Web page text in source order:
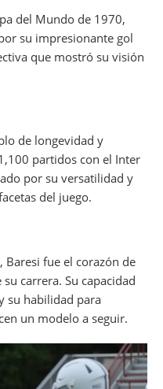
del Mundo de 1970,
su impresionante gol
que mostró su visión
de longevidad y
partidos con el Inter
por su versatilidad y
del juego.
Baresi fue el corazón de
carrera. Su capacidad
su habilidad para
un modelo a seguir.